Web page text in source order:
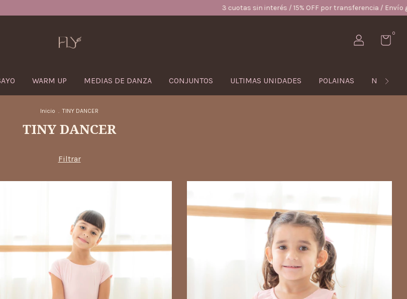
3 cuotas sin interés / 15% OFF por transferencia / Envío gratis desde $120.000 3 cuotas
0
WARM UP MEDIAS DE DANZA CONJUNTOS ULTIMAS UNIDADES POLAINAS NIÑAS
Inicio . TINY DANCER
TINY DANCER
Filtrar